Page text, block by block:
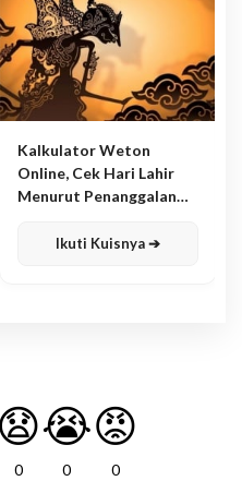
Kalkulator Weton
Online, Cek Hari Lahir
Menurut Penanggalan
Ikuti Kuisnya ➔
😧
0
😭
0
😡
0